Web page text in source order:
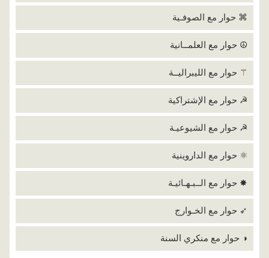
⌘ حوار مع الصوفـية
☮ حوار مع العلمــانية
⚚ حوار مع الليبراليــة
☭ حوار مع الإشتراكية
☭ حوار مع الشيوعيـة
⚛ حوار مع الداروينية
✸ حوار مع الــبـهـائيـة
➶ حوار مع الخـوارج
◑ حوار مع منكري السنة